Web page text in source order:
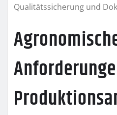
Qualitätssicherung und